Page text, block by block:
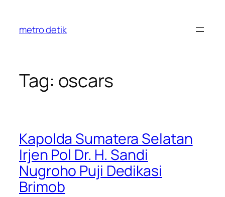
content
metro detik
Tag: oscars
Kapolda Sumatera Selatan
Irjen Pol Dr. H. Sandi
Nugroho Puji Dedikasi
Brimob